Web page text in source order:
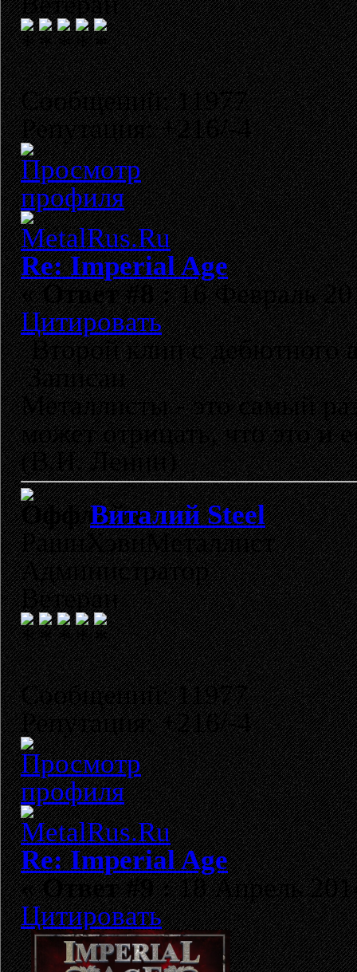
Сообщений: 11977
Репутация: +216/-4
Re: Imperial Age
«Ответ #8 :16 Февраль
Цитировать
Второй клип с дебютного
Записан
Металлисты - это самый
может отрицать, что это и
(В.И. Ленин)
Виталий Steel
РашнХэвиМеталлист
Администратор
Ветеран
Сообщений: 11977
Репутация: +216/-4
Re: Imperial Age
«Ответ #9 :18 Апрель
Цитировать